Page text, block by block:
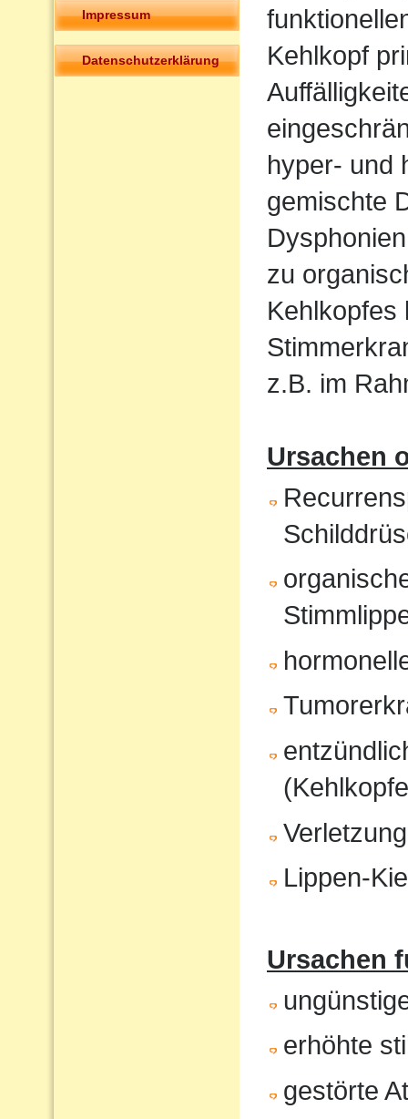
Impressum
Datenschutzerklärung
Kehlkopf
hyper- und
gemischte
zu
Kehlkopfes
z.B. im
Ursachen
Lippen-
Ursachen
erhöhte
gestörte